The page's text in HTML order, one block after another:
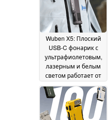
Wuben X5: Плоский
USB-C фонарик с
ультрафиолетовым,
лазерным и белым
светом работает от
сменного
аккумулятора или
батареек ААА 10 June
2026